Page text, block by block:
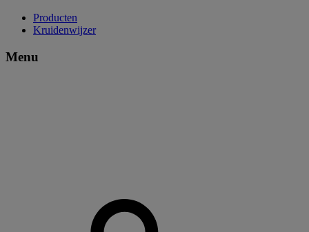
Producten
Kruidenwijzer
Menu